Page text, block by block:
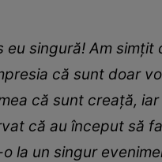
singură! Am
că sunt doar
că sunt creață,
că au început să
la un singur